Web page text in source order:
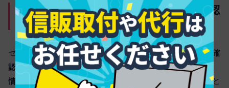
書類でしっかり在籍確認！提出前に確認
したいポイント
セブン銀行カードローンの在籍確認は、原則は書類での確
認が中心です。勤務先名や在籍状況がわかる資料を整え、
情報の整合性と鮮度を意識しましょう。おすすめは次のと